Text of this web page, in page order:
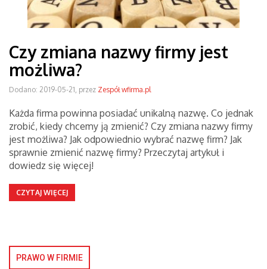
Czy zmiana nazwy firmy jest
możliwa?
Dodano: 2019-05-21, przez Zespół wfirma.pl
Każda firma powinna posiadać unikalną nazwę. Co jednak
zrobić, kiedy chcemy ją zmienić? Czy zmiana nazwy firmy
jest możliwa? Jak odpowiednio wybrać nazwę firm? Jak
sprawnie zmienić nazwę firmy? Przeczytaj artykuł i
dowiedz się więcej!
CZYTAJ WIĘCEJ
PRAWO W FIRMIE